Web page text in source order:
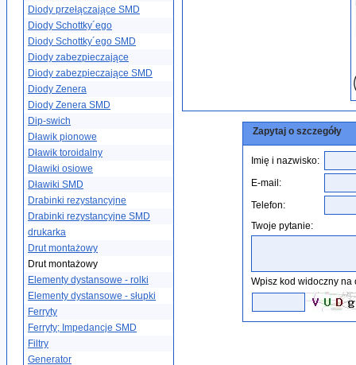
Diody przełączające SMD
Diody Schottky´ego
Diody Schottky´ego SMD
Diody zabezpieczające
Diody zabezpieczające SMD
Diody Zenera
Diody Zenera SMD
Dip-swich
Dławik pionowe
Dławik toroidalny
Dławiki osiowe
Dławiki SMD
Drabinki rezystancyjne
Drabinki rezystancyjne SMD
drukarka
Drut montażowy
Drut montażowy
Elementy dystansowe - rolki
Elementy dystansowe - słupki
Ferryty
Ferryty; Impedancje SMD
Filtry
Generator
Zapytaj o szczegóły
Imię i nazwisko:
E-mail:
Telefon:
Twoje pytanie:
Wpisz kod widoczny na